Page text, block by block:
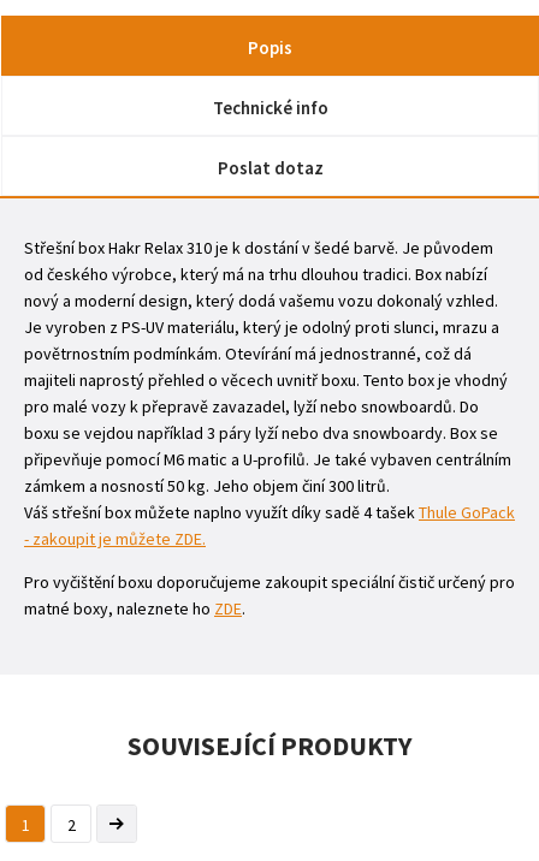
Popis
Technické info
Poslat dotaz
Střešní box Hakr Relax 310 je k dostání v šedé barvě. Je původem
od českého výrobce, který má na trhu dlouhou tradici. Box nabízí
nový a moderní design, který dodá vašemu vozu dokonalý vzhled.
Je vyroben z PS-UV materiálu, který je odolný proti slunci, mrazu a
povětrnostním podmínkám. Otevírání má jednostranné, což dá
majiteli naprostý přehled o věcech uvnitř boxu. Tento box je vhodný
pro malé vozy k přepravě zavazadel, lyží nebo snowboardů. Do
boxu se vejdou například 3 páry lyží nebo dva snowboardy. Box se
připevňuje pomocí M6 matic a U-profilů. Je také vybaven centrálním
zámkem a nosností 50 kg. Jeho objem činí 300 litrů.
Váš střešní box můžete naplno využít díky sadě 4 tašekThule GoPack
- zakoupit je můžete ZDE.
Pro vyčištění boxu doporučujeme zakoupit speciální čistič určený pro
matné boxy, naleznete ho ZDE.
SOUVISEJÍCÍ PRODUKTY
1 2